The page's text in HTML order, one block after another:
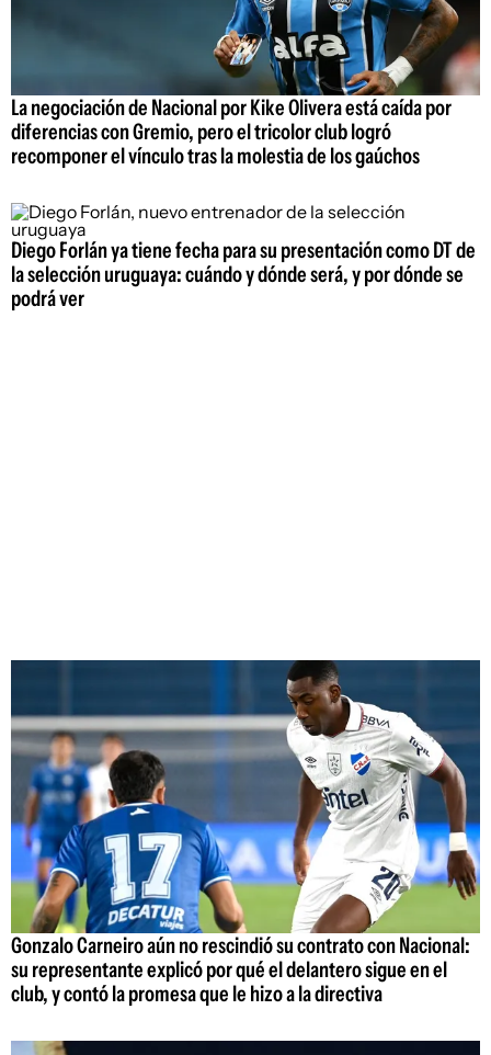
La negociación de Nacional por Kike Olivera está caída por
diferencias con Gremio, pero el tricolor club logró
recomponer el vínculo tras la molestia de los gaúchos
Diego Forlán ya tiene fecha para su presentación como DT de
la selección uruguaya: cuándo y dónde será, y por dónde se
podrá ver
Gonzalo Carneiro aún no rescindió su contrato con Nacional:
su representante explicó por qué el delantero sigue en el
club, y contó la promesa que le hizo a la directiva